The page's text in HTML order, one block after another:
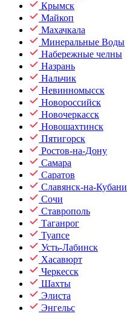
Крымск
Майкоп
Махачкала
Минеральные Воды
Набережные челны
Назрань
Нальчик
Невинномысск
Новороссийск
Новочеркасск
Новошахтинск
Пятигорск
Ростов-на-Дону
Самара
Саратов
Славянск-на-Кубани
Сочи
Ставрополь
Таганрог
Туапсе
Усть-Лабинск
Хасавюрт
Черкесск
Шахты
Элиста
Энгельс